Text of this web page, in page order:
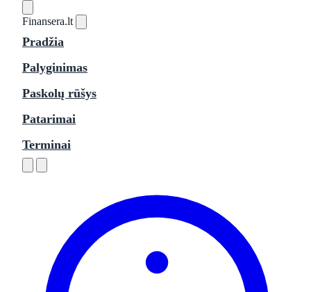
Finansera.lt
Pradžia
Palyginimas
Paskolų rūšys
Patarimai
Terminai